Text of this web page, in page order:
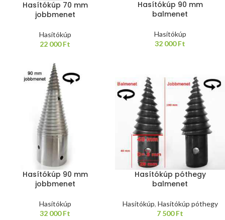
Hasítókúp 70 mm
jobbmenet
Hasítókúp
22 000Ft
Hasítókúp 90 mm
balmenet
Hasítókúp
32 000Ft
Hasítókúp 90 mm
jobbmenet
Hasítókúp
32 000Ft
Hasítókúp póthegy
balmenet
Hasítókúp, Hasítókúp póthegy
7 500Ft